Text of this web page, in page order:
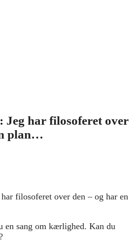
har filosoferet over
plan…
en sang om kærlighed. Kan du